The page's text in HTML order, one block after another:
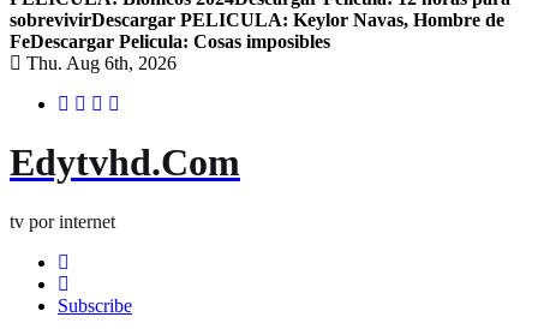
sobrevivirDescargar PELICULA: Keylor Navas, Hombre de
FeDescargar Pelicula: Cosas imposibles
Thu. Aug 6th, 2026
Edytvhd.Com
tv por internet
Subscribe